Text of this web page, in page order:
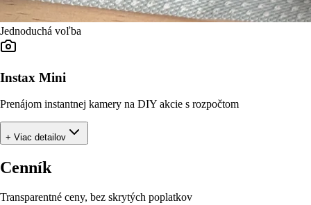
Jednoduchá voľba
Instax Mini
Prenájom instantnej kamery na DIY akcie s rozpočtom
+ Viac detailov
Cenník
Transparentné ceny, bez skrytých poplatkov